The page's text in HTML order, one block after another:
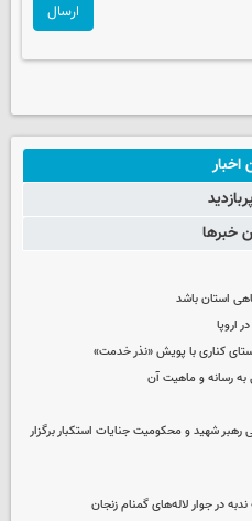
ارسال
اخبار
خبرها
استان باشد
اروپا
کناری با پویش «نذر خدمت»
به رسانه و ماهیت آن
شهید و محکومیت جنایات استکبار برگزار
در جوار لاله‌های گمنام زنجان